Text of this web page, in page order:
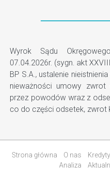
Wyrok Sądu
07.04.2026r. (sygn. akt
BP S.A., ustalenie
nieważności umowy zwrot
przez powodów wraz z
co do części odsetek, zwrot
Strona główna O nas
Analiza